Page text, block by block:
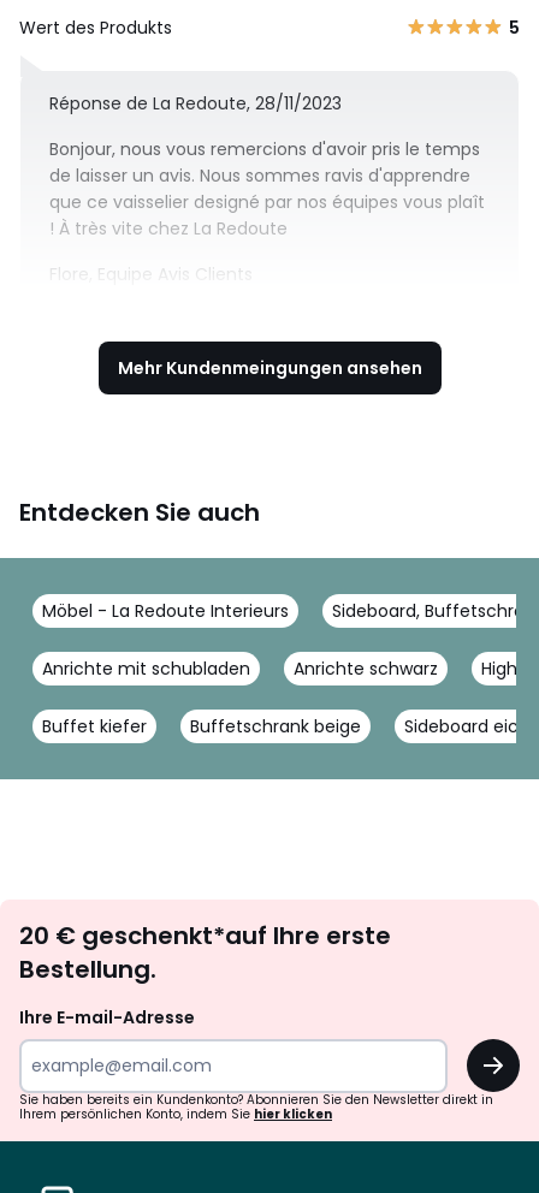
Wert des Produkts
5
Réponse de La Redoute, 28/11/2023
Bonjour, nous vous remercions d'avoir pris le temps
de laisser un avis. Nous sommes ravis d'apprendre
que ce vaisselier designé par nos équipes vous plaît
! À très vite chez La Redoute
Flore, Equipe Avis Clients
Mehr Kundenmeingungen ansehen
Entdecken Sie auch
Möbel - La Redoute Interieurs Sideboard,
Anrichte mit schubladen Anrichte schwarz
Buffet kiefer Buffetschrank beige Sideboard
abonnieren
20 € geschenkt*auf Ihre erste
Bestellung.
Ihre E-mail-Adresse
OK
Sie haben bereits ein Kundenkonto? Abonnieren Sie den Newsletter direkt in
Ihrem persönlichen Konto, indem Sie hier klicken